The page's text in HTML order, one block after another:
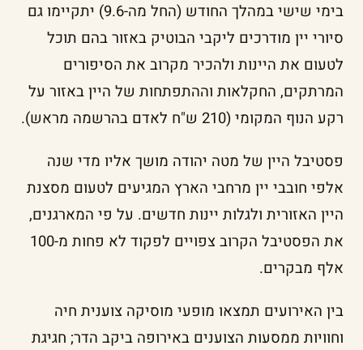
בימי שישי במהלך החודש (החל מה-9.6) יתקיימו גם
סיורי יין מודרכים ליקבי הבוטיק באזור בהם תוכל
לטעום את היינות ולהכיר מקרוב את הסיפורים
המרתקים, החקלאות וההתפתחות של היין באזור על
רקע הנוף המקומי (210 ש"ח לאדם בהרשמה מראש).
פסטיבל היין של מטה יהודה מושך אליו מדי שנה
אלפי חובבי יין מרחבי הארץ המגיעים לטעום מסצנת
היין האזורית ולגלות יינות חדשים. על פי המארגנים,
את הפסטיבל הקרוב צפויים לפקוד לא פחות מ-100
אלף מבקרים.
בין האירועים תמצאו מופעי מוסיקה צוענית חיה
וחוויות ממסעות הצוענים באירופה ביקב הדר; חגיגת